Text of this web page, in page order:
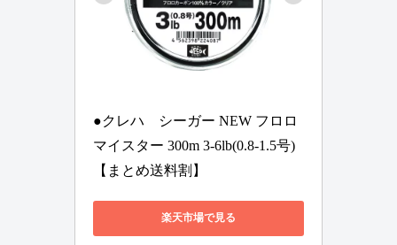
●クレハ　シーガー NEW フロロ
マイスター 300m 3-6lb(0.8-1.5号)
【まとめ送料割】
楽天市場で見る